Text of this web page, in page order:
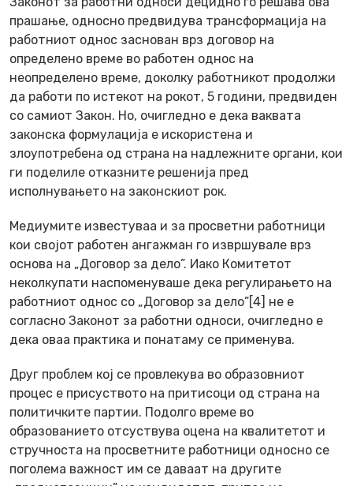
прашање, односно предвидува трансформација на
работниот однос заснован врз договор на
определено време во работен однос на
неопределено време, доколку работникот продолжи
да работи по истекот на рокот, 5 години, предвиден
со самиот Закон. Но, очигледно е дека ваквата
законска формулација е искористена и
злоупотребена од страна на надлежните органи, кои
ги поделиле отказните решенија пред
исполнувањето на законскиот рок.
Медиумите известуваа и за просветни работници
кои својот работен ангажман го извршувале врз
основа на „Договор за дело”. Иако Комитетот
неколкупати наспоменуваше дека регулирањето на
работниот однос со „Договор за дело”[4] не е
согласно Законот за работни односи, очигледно е
дека оваа практика и понатаму се применува.
Друг проблем кој се провлекува во образовниот
процес е присуството на притисоци од страна на
политичките партии. Подолго време во
образованието отсуствува оцена на квалитетот и
стручноста на просветните работници односно се
поголема важност им се даваат на другите